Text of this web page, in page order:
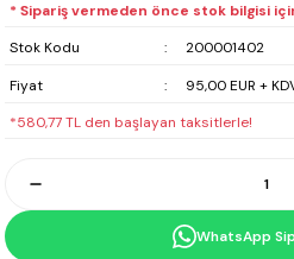
* Sipariş vermeden önce stok bilgisi
Stok Kodu
200001402
Fiyat
95,00 EUR +
*580,77 TL den başlayan taksitlerle!
WhatsApp